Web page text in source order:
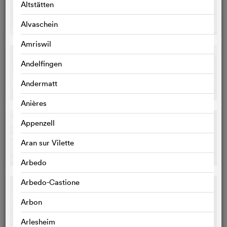
Altstätten
Alvaschein
Amriswil
Andelfingen
Andermatt
Anières
Appenzell
Aran sur Vilette
Arbedo
Arbedo-Castione
Arbon
Arlesheim